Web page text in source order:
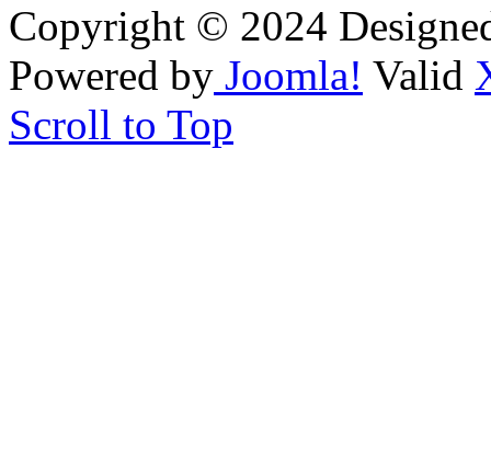
Copyright © 2024
Powered by Joomla! Valid
Scroll to Top